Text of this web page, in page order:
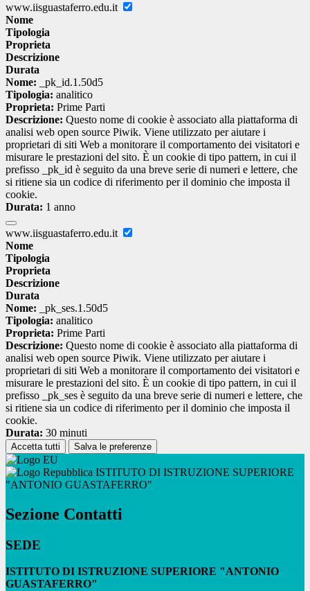
www.iisguastaferro.edu.it
Nome
Tipologia
Proprieta
Descrizione
Durata
Nome: _pk_id.1.50d5
Tipologia: analitico
Proprieta: Prime Parti
Descrizione: Questo nome di cookie è associato alla piattaforma di
analisi web open source Piwik. Viene utilizzato per aiutare i
proprietari di siti Web a monitorare il comportamento dei visitatori e
misurare le prestazioni del sito. È un cookie di tipo pattern, in cui il
prefisso _pk_id è seguito da una breve serie di numeri e lettere, che
si ritiene sia un codice di riferimento per il dominio che imposta il
cookie.
Durata: 1 anno
www.iisguastaferro.edu.it
Nome
Tipologia
Proprieta
Descrizione
Durata
Nome: _pk_ses.1.50d5
Tipologia: analitico
Proprieta: Prime Parti
Descrizione: Questo nome di cookie è associato alla piattaforma di
analisi web open source Piwik. Viene utilizzato per aiutare i
proprietari di siti Web a monitorare il comportamento dei visitatori e
misurare le prestazioni del sito. È un cookie di tipo pattern, in cui il
prefisso _pk_ses è seguito da una breve serie di numeri e lettere, che
si ritiene sia un codice di riferimento per il dominio che imposta il
cookie.
Durata: 30 minuti
Accetta tutti Salva le preferenze
ISTITUTO DI ISTRUZIONE SUPERIORE
"ANTONIO GUASTAFERRO"
Sezione Contatti
SEDE
ISTITUTO DI ISTRUZIONE SUPERIORE "ANTONIO
GUASTAFERRO"